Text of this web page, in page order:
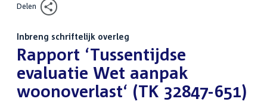
Delen
Inbreng schriftelijk overleg
:Rapport ‘Tussentijdse
evaluatie Wet aanpak
woonoverlast‘ (TK 32847-651)